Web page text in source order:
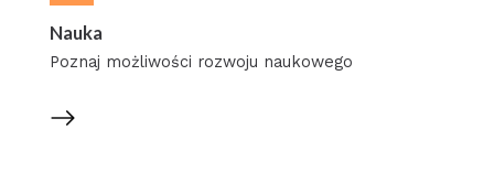
Nauka
Poznaj możliwości rozwoju naukowego